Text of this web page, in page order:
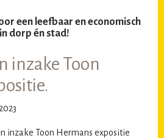
een leefbaar en economisch
dorp én stad!
inzake Toon
inzake Toon Hermans expositie